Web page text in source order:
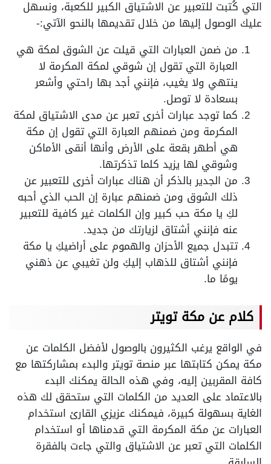
التي كُتبت للتعبير عن الاشتياق الكبير للكعبة، ونسهل
عليك الوصول إليها من خلال تقديمها بالنحو الآتي:-
من ضمن العبارات التي قيلت عن الشوق لمكة هي
العبارة التي تقول إن شوقي لمكة المكرمة لا
ينتهي ولا يغيب، فإنني أجد بها راحتي وأشعر
بسعادة لا توصل.
كما توجد عبارات أخرى تعبر عن مدى الاشتياق لمكة
المكرمة ومن ضمنهم العبارة التي تقول إن مكة
هي أطهر بقعة على الأرض وأنها أنقى الأماكن
وشوقي لها يزيد كلما تذكرتها.
من الجدير بالذكر أن هناك عبارات أخرى للتعبير عن
ذلك الشوق ومن ضمنهم عبارة إن الحب الذي أحبه
لكِ يا مكة حب كبير وإن الكلمات غير كافية للتعبير
عنه فإنني أشتاق لزيارتك من جديد.
تتبدل جميع الأحزان والهموم على أراضيكِ يا مكة
فإنني أشتاق للذهاب إليكِ ولن تغيبي عن ذهني
يومًا ما.
كلام عن مكة تويتر
في الواقع يرغب الكثيرون بالوصول لأفضل الكلمات عن
مكة يمكن كتابتها عبر منصة تويتر والبدء بمشاركتها مع
كافة المقربين إليه، وفي هذه الحالة يمكنك البدء
بالاعتماد على العديد من الكلمات التي ستحقق لك هذه
الغاية بسهولة كبيرة، فيمكنك عزيزي القارئ استخدام
العبارات عن مكة المكرمة التي قدمناها أو استخدام
الكلمات التي تعبر عن الاشتياق والتي جاءت بالفقرة